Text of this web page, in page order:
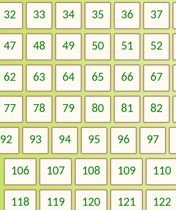
32 33 34 35 36 37
47 48 49 50 51 52
62 63 64 65 66 67
77 78 79 80 81 82
92 93 94 95 96 97
106 107 108 109 110
118 119 120 121 122